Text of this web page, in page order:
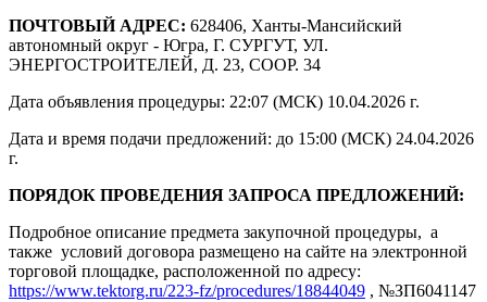
ПОЧТОВЫЙ АДРЕС: 628406, Ханты-Мансийский
автономный округ - Югра, Г. СУРГУТ, УЛ.
ЭНЕРГОСТРОИТЕЛЕЙ, Д. 23, СООР. 34
Дата объявления процедуры: 22:07 (МСК) 10.04.2026 г.
Дата и время подачи предложений: до 15:00 (МСК) 24.04.2026
г.
ПОРЯДОК ПРОВЕДЕНИЯ ЗАПРОСА ПРЕДЛОЖЕНИЙ:
Подробное описание предмета закупочной процедуры, а
также условий договора размещено на сайте на электронной
торговой площадке, расположенной по адресу:
https://www.tektorg.ru/223-fz/procedures/18844049 , №ЗП6041147